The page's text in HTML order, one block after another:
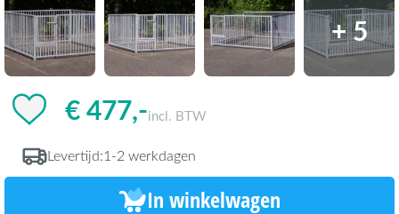
+ 5
€ 477,-incl. BTW
Levertijd:1-2 werkdagen
In winkelwagen